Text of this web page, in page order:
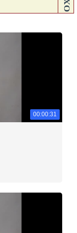
00:00:31